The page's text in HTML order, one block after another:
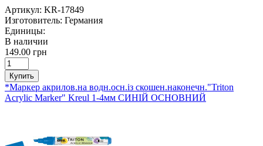
Артикул: KR-17849
Изготовитель: Германия
Единицы:
В наличии
149.00 грн
Купить
*Маркер акрилов.на водн.осн.із скошен.наконечн."Triton
Acrylic Marker" Kreul 1-4мм СИНІЙ ОСНОВНИЙ